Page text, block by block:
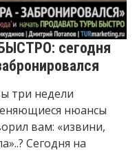
сегодня
три недели
нюансы
вам: «извини,
Сегодня на